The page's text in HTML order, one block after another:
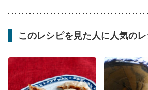
このレシピを見た人に人気の